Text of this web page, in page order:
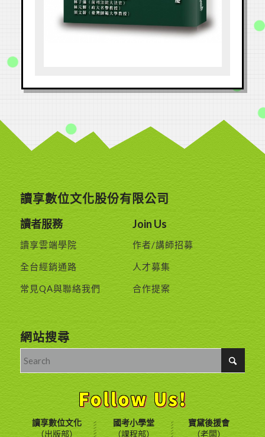
讀享數位文化股份有限公司
讀者服務
讀享雲端學院
全台經銷通路
常見QA與聯絡我們
Join Us
作者/講師招募
人才募集
合作提案
網站搜尋
讀享數位文化
（出版部）
國考小學堂
（課程部）
寶黛後援會
（老闆）